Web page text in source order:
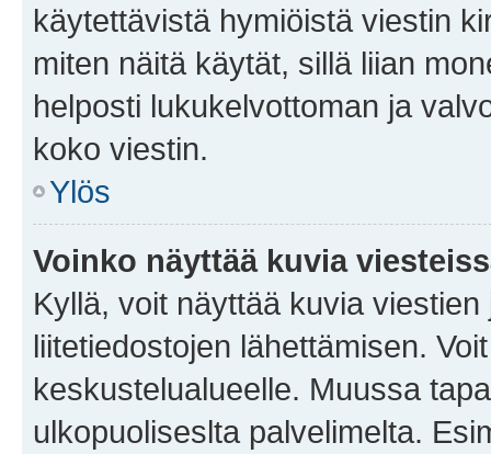
käytettävistä hymiöistä viestin
miten näitä käytät, sillä liian
helposti lukukelvottoman ja
koko viestin.
Ylös
Voinko näyttää kuvia
Kyllä, voit näyttää kuvia
liitetiedostojen lähettämisen.
keskustelualueelle. Muussa
ulkopuoliseslta palvelimelta.